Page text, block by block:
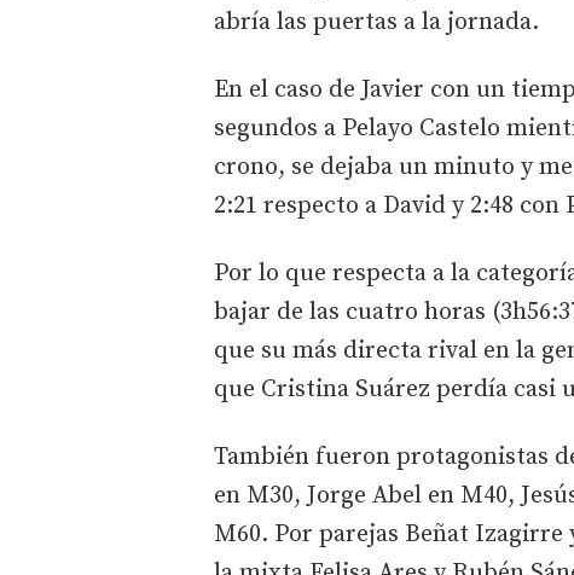
abría las puertas a la jornada.
En el caso de Javier con un
segundos a Pelayo Castelo
crono, se dejaba un minuto y
2:21 respecto a David y 2:48 con
Por lo que respecta a la
bajar de las cuatro horas
que su más directa rival en la
que Cristina Suárez perdía casi
También fueron protagonistas
en M30, Jorge Abel en M40,
M60. Por parejas Beñat